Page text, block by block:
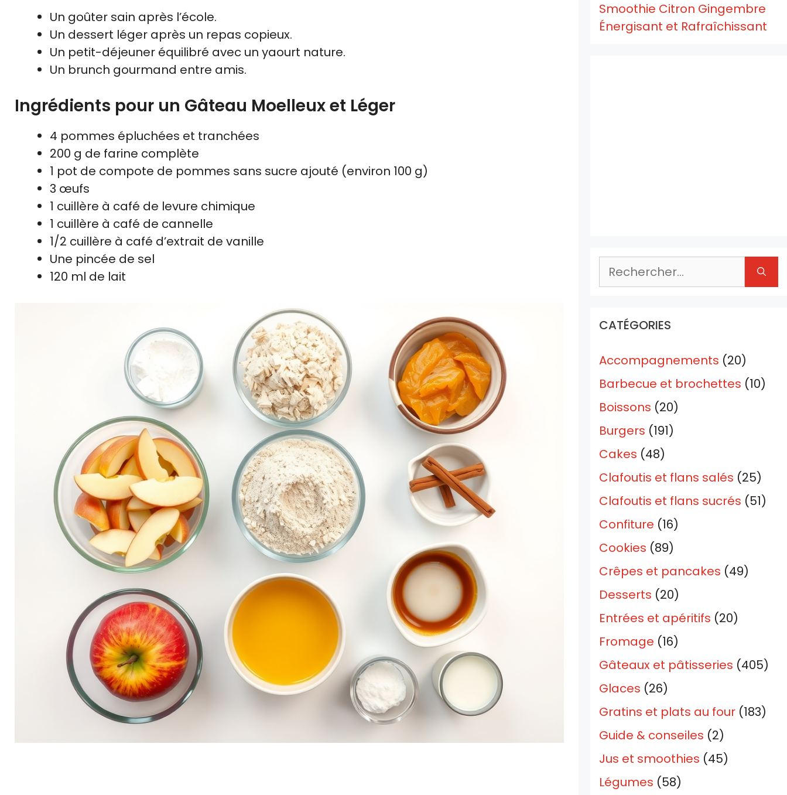
Un goûter sain après l’école.
Un dessert léger après un repas copieux.
Un petit-déjeuner équilibré avec un yaourt nature.
Un brunch gourmand entre amis.
Ingrédients pour un Gâteau Moelleux et Léger
4 pommes épluchées et tranchées
200 g de farine complète
1 pot de compote de pommes sans sucre ajouté (environ 100 g)
3 œufs
1 cuillère à café de levure chimique
1 cuillère à café de cannelle
1/2 cuillère à café d’extrait de vanille
Une pincée de sel
120 ml de lait
Smoothie Citron Gingembre
Énergisant et Rafraîchissant
Rechercher :
CATÉGORIES
Accompagnements (20)
Barbecue et brochettes (10)
Boissons (20)
Burgers (191)
Cakes (48)
Clafoutis et flans salés (25)
Clafoutis et flans sucrés (51)
Confiture (16)
Cookies (89)
Crêpes et pancakes (49)
Desserts (20)
Entrées et apéritifs (20)
Fromage (16)
Gâteaux et pâtisseries (405)
Glaces (26)
Gratins et plats au four (183)
Guide & conseiles (2)
Jus et smoothies (45)
Légumes (58)